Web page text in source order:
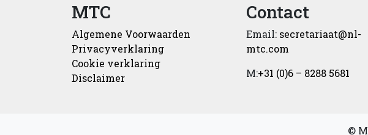
MTC
Algemene Voorwaarden
Privacyverklaring
Cookie verklaring
Disclaimer
Contact
Email: secretariaat@nl-
mtc.com
M:+31 (0)6 – 8288 5681
©